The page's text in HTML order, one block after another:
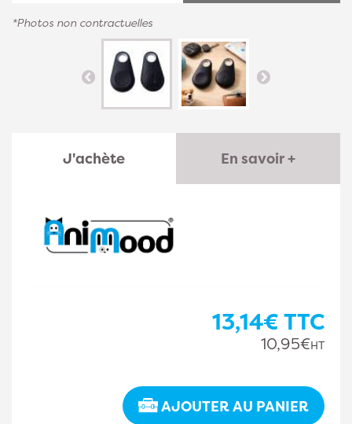
*Photos non contractuelles
J'achète En savoir +
13,14€TTC
10,95€HT
AJOUTER AU PANIER